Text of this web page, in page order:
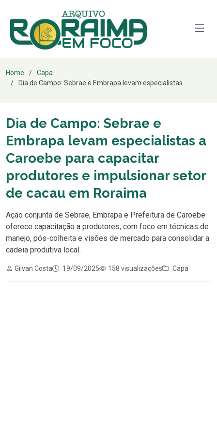
Home
Capa
Dia de Campo: Sebrae e Embrapa levam especialistas...
Dia de Campo: Sebrae e
Embrapa levam especialistas a
Caroebe para capacitar
produtores e impulsionar setor
de cacau em Roraima
Ação conjunta de Sebrae, Embrapa e Prefeitura de Caroebe
oferece capacitação a produtores, com foco em técnicas de
manejo, pós-colheita e visões de mercado para consolidar a
cadeia produtiva local.
Gilvan Costa 19/09/2025 158 visualizações Capa